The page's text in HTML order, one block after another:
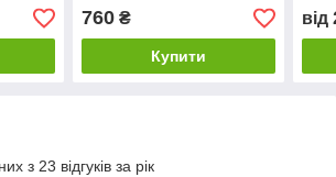
760₴
Купити
від
з 23 відгуків за рік